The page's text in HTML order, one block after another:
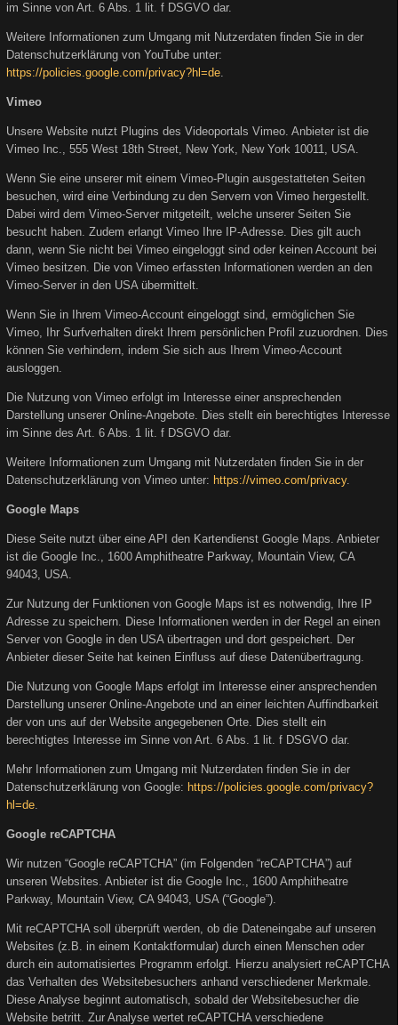
im Sinne von Art. 6 Abs. 1 lit. f DSGVO dar.
Weitere Informationen zum Umgang mit Nutzerdaten finden Sie in der
Datenschutzerklärung von YouTube unter:
https://policies.google.com/privacy?hl=de
Vimeo
Unsere Website nutzt Plugins des Videoportals Vimeo. Anbieter ist die
Vimeo Inc., 555 West 18th Street, New York, New York 10011, USA.
Wenn Sie eine unserer mit einem Vimeo-Plugin ausgestatteten Seiten
besuchen, wird eine Verbindung zu den Servern von Vimeo hergestellt.
Dabei wird dem Vimeo-Server mitgeteilt, welche unserer Seiten Sie
besucht haben. Zudem erlangt Vimeo Ihre IP-Adresse. Dies gilt auch
dann, wenn Sie nicht bei Vimeo eingeloggt sind oder keinen Account bei
Vimeo besitzen. Die von Vimeo erfassten Informationen werden an den
Vimeo-Server in den USA übermittelt.
Wenn Sie in Ihrem Vimeo-Account eingeloggt sind, ermöglichen Sie
Vimeo, Ihr Surfverhalten direkt Ihrem persönlichen Profil zuzuordnen. Dies
können Sie verhindern, indem Sie sich aus Ihrem Vimeo-Account
ausloggen.
Die Nutzung von Vimeo erfolgt im Interesse einer ansprechenden
Darstellung unserer Online-Angebote. Dies stellt ein berechtigtes Interesse
im Sinne des Art. 6 Abs. 1 lit. f DSGVO dar.
Weitere Informationen zum Umgang mit Nutzerdaten finden Sie in der
Datenschutzerklärung von Vimeo unter: https://vimeo.com/privacy.
Google Maps
Diese Seite nutzt über eine API den Kartendienst Google Maps. Anbieter
ist die Google Inc., 1600 Amphitheatre Parkway, Mountain View, CA
94043, USA.
Zur Nutzung der Funktionen von Google Maps ist es notwendig, Ihre IP
Adresse zu speichern. Diese Informationen werden in der Regel an einen
Server von Google in den USA übertragen und dort gespeichert. Der
Anbieter dieser Seite hat keinen Einfluss auf diese Datenübertragung.
Die Nutzung von Google Maps erfolgt im Interesse einer ansprechenden
Darstellung unserer Online-Angebote und an einer leichten Auffindbarkeit
der von uns auf der Website angegebenen Orte. Dies stellt ein
berechtigtes Interesse im Sinne von Art. 6 Abs. 1 lit. f DSGVO dar.
Mehr Informationen zum Umgang mit Nutzerdaten finden Sie in der
Datenschutzerklärung von Google: https://policies.google.com/privacy?
hl=de
Google reCAPTCHA
Wir nutzen “Google reCAPTCHA” (im Folgenden “reCAPTCHA”) auf
unseren Websites. Anbieter ist die Google Inc., 1600 Amphitheatre
Parkway, Mountain View, CA 94043, USA (“Google”).
Mit reCAPTCHA soll überprüft werden, ob die Dateneingabe auf unseren
Websites (z.B. in einem Kontaktformular) durch einen Menschen oder
durch ein automatisiertes Programm erfolgt. Hierzu analysiert reCAPTCHA
das Verhalten des Websitebesuchers anhand verschiedener Merkmale.
Diese Analyse beginnt automatisch, sobald der Websitebesucher die
Website betritt. Zur Analyse wertet reCAPTCHA verschiedene